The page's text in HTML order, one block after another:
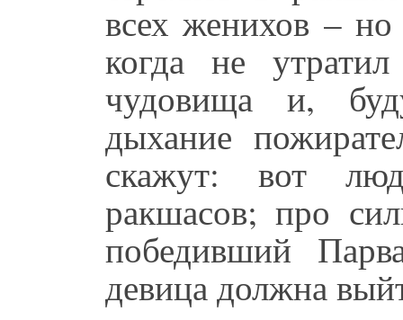
всех женихов –
когда не
чудовища и,
дыхание
скажут: вот
ракшасов; про
победивший
девица должна